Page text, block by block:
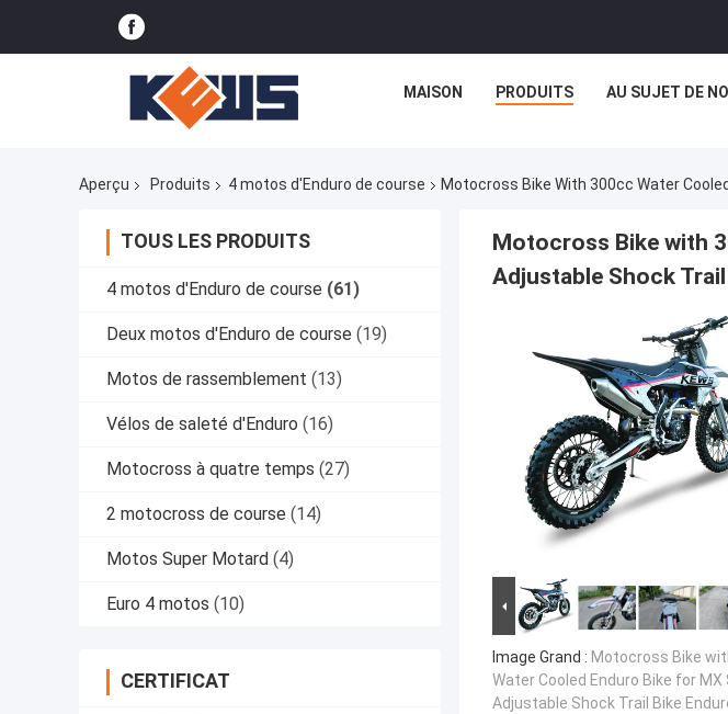
MAISON PRODUITS AU SUJET DE
Aperçu Produits 4 motos d'Enduro de course Motocross Bike With 300cc Water
TOUS LES PRODUITS
4 motos d'Enduro de course (61)
Deux motos d'Enduro de course (19)
Motos de rassemblement (13)
Vélos de saleté d'Enduro (16)
Motocross à quatre temps (27)
2 motocross de course (14)
Motos Super Motard (4)
Euro 4 motos (10)
CERTIFICAT
Motocross Bike with
Adjustable Shock
Image Grand : Motocross Bike
Water Cooled Enduro Bike for
Adjustable Shock Trail Bike